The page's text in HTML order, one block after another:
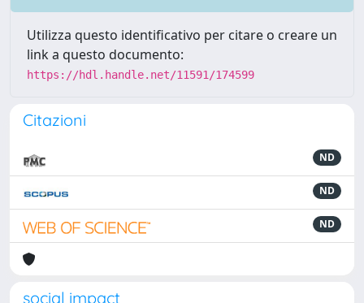
Utilizza questo identificativo per citare o creare un
link a questo documento:
https://hdl.handle.net/11591/174599
Citazioni
ND
ND
ND
social impact